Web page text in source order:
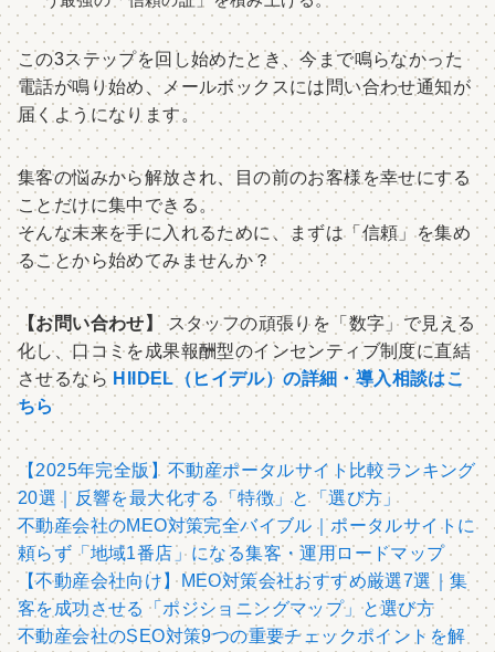
この3ステップを回し始めたとき、今まで鳴らなかった
電話が鳴り始め、メールボックスには問い合わせ通知が
届くようになります。
集客の悩みから解放され、目の前のお客様を幸せにする
ことだけに集中できる。
そんな未来を手に入れるために、まずは「信頼」を集め
ることから始めてみませんか？
【お問い合わせ】 スタッフの頑張りを「数字」で見える
化し、口コミを成果報酬型のインセンティブ制度に直結
させるなら HIIDEL（ヒイデル）の詳細・導入相談はこ
ちら
【2025年完全版】不動産ポータルサイト比較ランキング
20選｜反響を最大化する「特徴」と「選び方」
不動産会社のMEO対策完全バイブル｜ポータルサイトに
頼らず「地域1番店」になる集客・運用ロードマップ
【不動産会社向け】MEO対策会社おすすめ厳選7選｜集
客を成功させる「ポジショニングマップ」と選び方
不動産会社のSEO対策9つの重要チェックポイントを解